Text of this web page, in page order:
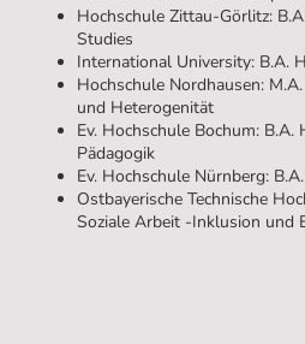
Hochschule Zittau-Görlitz:
Studies
International University: B.A.
Hochschule Nordhausen:
und Heterogenität
Ev. Hochschule Bochum:
Pädagogik
Ev. Hochschule Nürnberg:
Ostbayerische Technische
Soziale Arbeit -Inklusion und